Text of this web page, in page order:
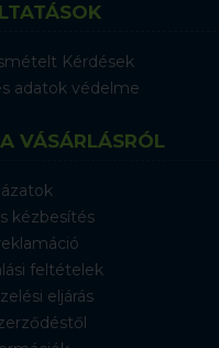
Kérdések
adatok védelme
VÁSÁRLÁSRÓL
kézbesítés
feltételek
eljárás